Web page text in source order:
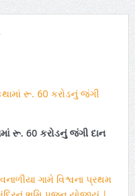
રૂ. 60 કરોડનું જંગી દાન